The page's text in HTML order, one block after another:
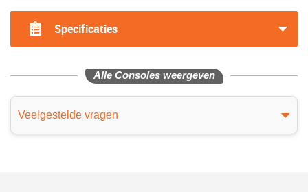
Specificaties
Alle Consoles weergeven
Veelgestelde vragen